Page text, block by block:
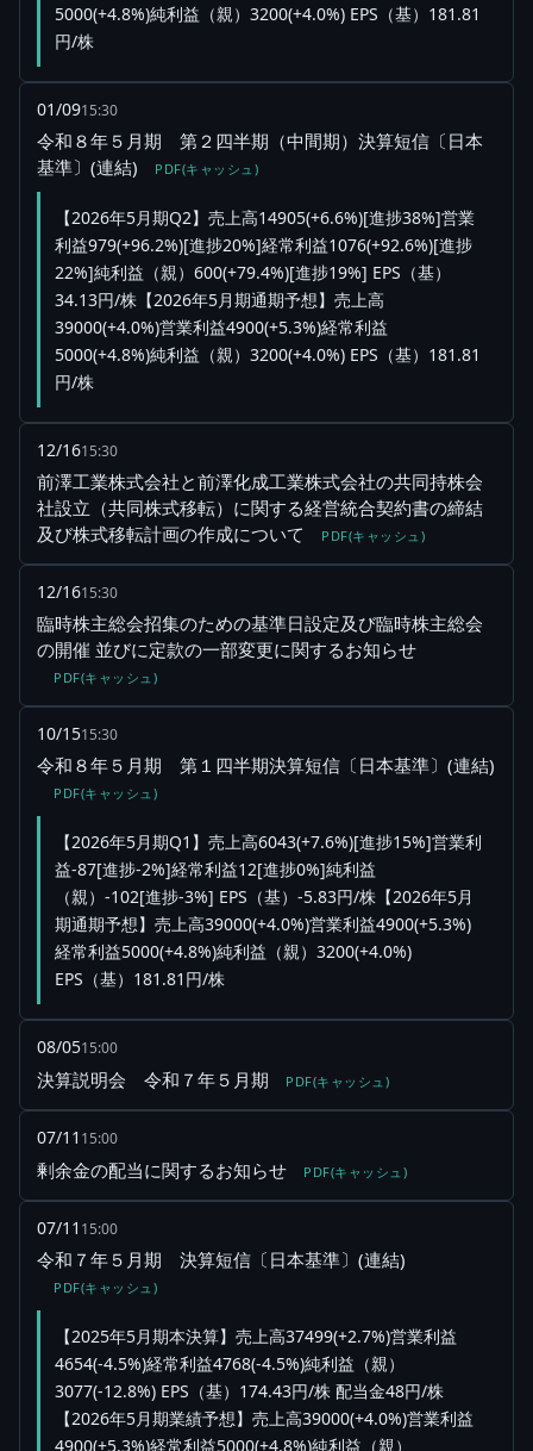
5000(+4.8%)純利益（親）3200(+4.0%) EPS（基）181.81
円/株
01/0915:30
令和８年５月期 第２四半期（中間期）決算短信〔日本
基準〕(連結)
PDF(キャッシュ)
【2026年5月期Q2】売上高14905(+6.6%)[進捗38%]営業
利益979(+96.2%)[進捗20%]経常利益1076(+92.6%)[進捗
22%]純利益（親）600(+79.4%)[進捗19%] EPS（基）
34.13円/株【2026年5月期通期予想】売上高
39000(+4.0%)営業利益4900(+5.3%)経常利益
5000(+4.8%)純利益（親）3200(+4.0%) EPS（基）181.81
円/株
12/1615:30
前澤工業株式会社と前澤化成工業株式会社の共同持株会
社設立（共同株式移転）に関する経営統合契約書の締結
及び株式移転計画の作成について
PDF(キャッシュ)
12/1615:30
臨時株主総会招集のための基準日設定及び臨時株主総会
の開催 並びに定款の一部変更に関するお知らせ
PDF(キャッシュ)
10/1515:30
令和８年５月期 第１四半期決算短信〔日本基準〕(連結)
PDF(キャッシュ)
【2026年5月期Q1】売上高6043(+7.6%)[進捗15%]営業利
益-87[進捗-2%]経常利益12[進捗0%]純利益
（親）-102[進捗-3%] EPS（基）-5.83円/株【2026年5月
期通期予想】売上高39000(+4.0%)営業利益4900(+5.3%)
経常利益5000(+4.8%)純利益（親）3200(+4.0%)
EPS（基）181.81円/株
08/0515:00
決算説明会 令和７年５月期 PDF(キャッシュ)
07/11 15:00
剰余金の配当に関するお知らせ PDF(キャッシュ)
07/11 15:00
令和７年５月期 決算短信〔日本基準〕(連結)
PDF(キャッシュ)
【2025年5月期本決算】売上高37499(+2.7%)営業利益
4654(-4.5%)経常利益4768(-4.5%)純利益（親）
3077(-12.8%) EPS（基）174.43円/株 配当金48円/株
【2026年5月期業績予想】売上高39000(+4.0%)営業利益
4900(+5.3%)経常利益5000(+4.8%)純利益（親）